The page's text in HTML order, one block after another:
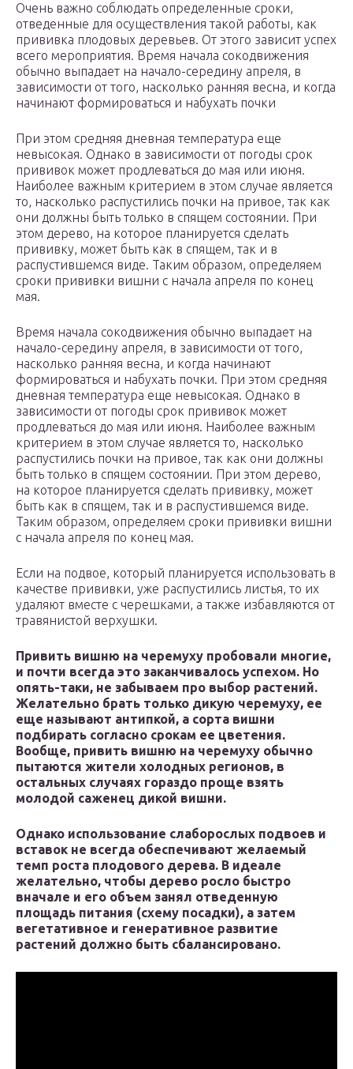
​Очень важно соблюдать определенные сроки,
отведенные для осуществления такой работы, как
прививка плодовых деревьев. От этого зависит успех
всего мероприятия. Время начала сокодвижения
обычно выпадает на начало-середину апреля, в
зависимости от того, насколько ранняя весна, и когда
начинают формироваться и набухать почки
При этом средняя дневная температура еще
невысокая. Однако в зависимости от погоды срок
прививок может продлеваться до мая или июня.
Наиболее важным критерием в этом случае является
то, насколько распустились почки на привое, так как
они должны быть только в спящем состоянии. При
этом дерево, на которое планируется сделать
прививку, может быть как в спящем, так и в
распустившемся виде. Таким образом, определяем
сроки прививки вишни с начала апреля по конец
мая.​
Время начала сокодвижения обычно выпадает на
начало-середину апреля, в зависимости от того,
насколько ранняя весна, и когда начинают
формироваться и набухать почки. При этом средняя
дневная температура еще невысокая. Однако в
зависимости от погоды срок прививок может
продлеваться до мая или июня. Наиболее важным
критерием в этом случае является то, насколько
распустились почки на привое, так как они должны
быть только в спящем состоянии. При этом дерево,
на которое планируется сделать прививку, может
быть как в спящем, так и в распустившемся виде.
Таким образом, определяем сроки прививки вишни
с начала апреля по конец мая.​
​Если на подвое, который планируется использовать в
качестве прививки, уже распустились листья, то их
удаляют вместе с черешками, а также избавляются от
травянистой верхушки.​
​Привить вишню на черемуху пробовали многие,
и почти всегда это заканчивалось успехом. Но
опять-таки, не забываем про выбор растений.
Желательно брать только дикую черемуху, ее
еще называют антипкой, а сорта вишни
подбирать согласно срокам ее цветения.
Вообще, привить вишню на черемуху обычно
пытаются жители холодных регионов, в
остальных случаях гораздо проще взять
молодой саженец дикой вишни.​
​Однако использование слаборослых подвоев и
вставок не всегда обеспечивают желаемый
темп роста плодового дерева. В идеале
желательно, чтобы дерево росло быстро
вначале и его объем занял отведенную
площадь питания (схему посадки), а затем
вегетативное и генеративное развитие
растений должно быть сбалансировано.​